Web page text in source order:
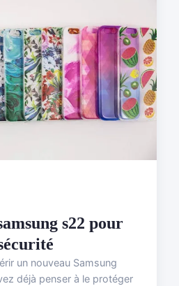
s22 pour
un nouveau Samsung
déjà penser à le protéger